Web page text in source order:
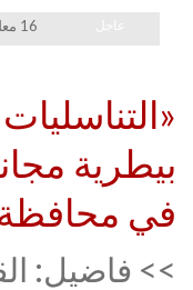
بيطرية
في محافظة
>> فاضيل: